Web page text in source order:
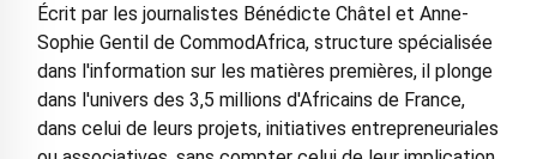
Écrit par les journalistes Bénédicte Châtel et Anne-
Sophie Gentil de CommodAfrica, structure spécialisée
dans l'information sur les matières premières, il plonge
dans l'univers des 3,5 millions d'Africains de France,
dans celui de leurs projets, initiatives entrepreneuriales